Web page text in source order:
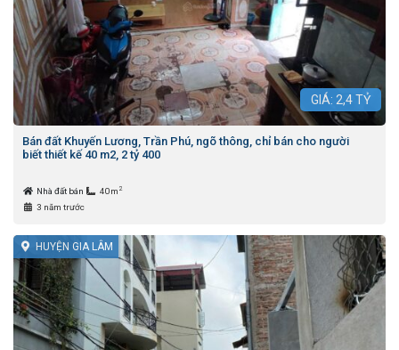
GIÁ: 2,4TỶ
Bán đất Khuyến Lương, Trần Phú, ngõ thông, chỉ bán cho người
biết thiết kế 40 m2, 2 tỷ 400
Nhà đất bán 40m 2
3 năm trước
HUYỆN GIA LÂM